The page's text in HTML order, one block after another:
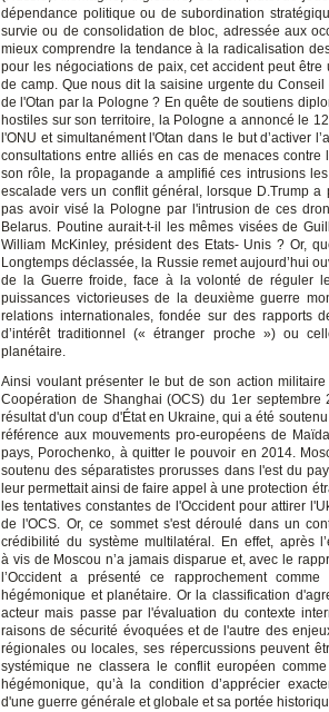
dépendance politique ou de subordination
survie ou de consolidation de bloc, adressée aux
mieux comprendre la tendance à la radicalisation
pour les négociations de paix, cet accident peut
de camp. Que nous dit la saisine urgente du
de l'Otan par la Pologne ? En quête de soutiens
hostiles sur son territoire, la Pologne a annoncé le
l'ONU et simultanément l'Otan dans le but d’activer
consultations entre alliés en cas de menaces
son rôle, la propagande a amplifié ces intrusions
escalade vers un conflit général, lorsque D.Trump
pas avoir visé la Pologne par l'intrusion de ces
Belarus. Poutine aurait-t-il les mêmes visées de
William McKinley, président des Etats- Unis ? Or,
Longtemps déclassée, la Russie remet aujourd’hui
de la Guerre froide, face à la volonté de réguler
puissances victorieuses de la deuxième guerre
relations internationales, fondée sur des rapports
d’intérêt traditionnel (« étranger proche ») ou
planétaire.
Ainsi voulant présenter le but de son action
Coopération de Shanghai (OCS) du 1er
résultat d'un coup d'État en Ukraine, qui a été
référence aux mouvements pro-européens de
pays, Porochenko, à quitter le pouvoir en 2014.
soutenu des séparatistes prorusses dans l'est du
leur permettait ainsi de faire appel à une protection
les tentatives constantes de l'Occident pour attirer
de l'OCS. Or, ce sommet s'est déroulé dans un
crédibilité du système multilatéral. En effet, après
à vis de Moscou n’a jamais disparue et, avec le
l’Occident a présenté ce rapprochement
hégémonique et planétaire. Or la classification
acteur mais passe par l'évaluation du contexte
raisons de sécurité évoquées et de l'autre des
régionales ou locales, ses répercussions peuvent
systémique ne classera le conflit européen
hégémonique, qu’à la condition d’apprécier
d'une guerre générale et globale et sa portée